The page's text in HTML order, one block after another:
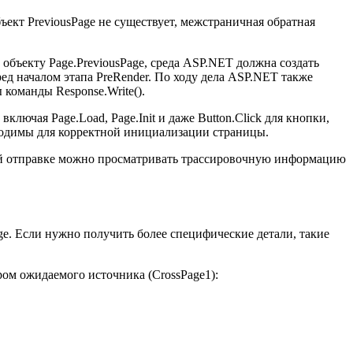
PreviousPage не существует, межстраничная обратная
Page.PreviousPage, среда ASP.NET должна создать
началом этапа PreRender. По ходу дела ASP.NET также
команды Response.Write().
Page.Load, Page.Init и даже Button.Click для кнопки,
для корректной инициализации страницы.
отправке можно просматривать трассировочную информацию
Если нужно получить более специфические детали, такие
ожидаемого источника (CrossPage1):